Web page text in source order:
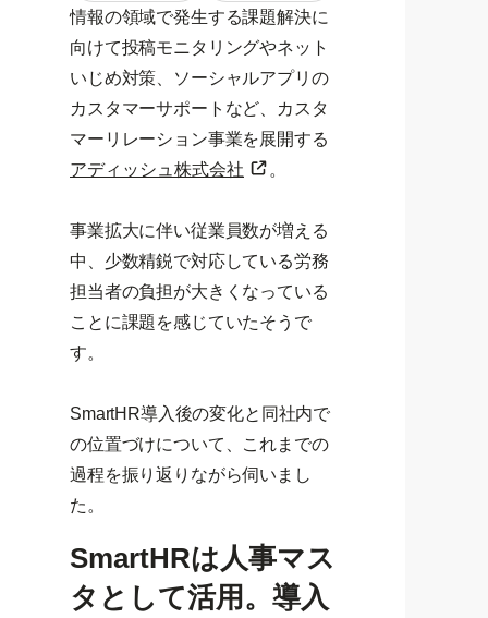
情報の領域で発生する課題解決に
向けて投稿モニタリングやネット
いじめ対策、ソーシャルアプリの
カスタマーサポートなど、カスタ
マーリレーション事業を展開する
アディッシュ株式会社
。
事業拡大に伴い従業員数が増える
中、少数精鋭で対応している労務
担当者の負担が大きくなっている
ことに課題を感じていたそうで
す。
SmartHR導入後の変化と同社内で
の位置づけについて、これまでの
過程を振り返りながら伺いまし
た。
SmartHRは人事マス
タとして活用。導入